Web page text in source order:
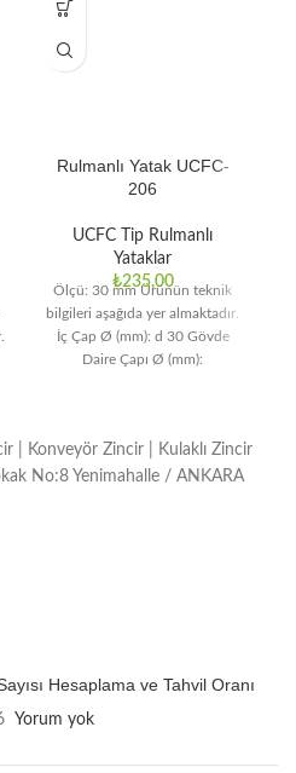
Rulmanlı Yatak UCFC-
206
UCFC Tip Rulmanlı
Yataklar
₺235,00
Ölçü: 30 mm Ürünün teknik
bilgileri aşağıda yer almaktadır.
İç Çap Ø (mm): d 30 Gövde
Daire Çapı Ø (mm):
| Konveyör Zincir | Kulaklı Zincir
No:8 Yenimahalle / ANKARA
Hesaplama ve Tahvil Oranı
Yorum yok